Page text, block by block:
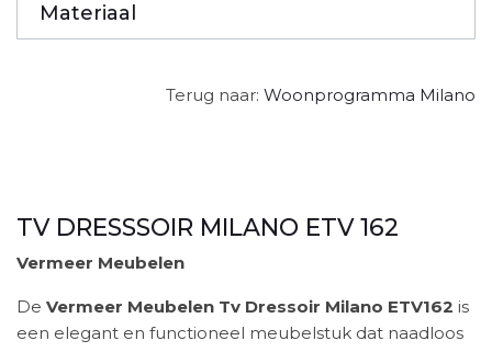
Materiaal
Terug naar: Woonprogramma Milano
TV DRESSSOIR MILANO ETV 162
Vermeer Meubelen
De Vermeer Meubelen Tv Dressoir Milano ETV162 is
een elegant en functioneel meubelstuk dat naadloos